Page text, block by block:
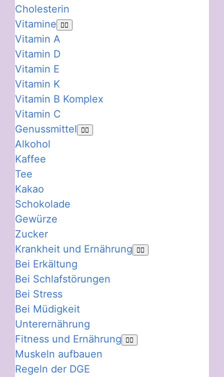
Cholesterin
Vitamine
Vitamin A
Vitamin D
Vitamin E
Vitamin K
Vitamin B Komplex
Vitamin C
Genussmittel
Alkohol
Kaffee
Tee
Kakao
Schokolade
Gewürze
Zucker
Krankheit und Ernährung
Bei Erkältung
Bei Schlafstörungen
Bei Stress
Bei Müdigkeit
Unterernährung
Fitness und Ernährung
Muskeln aufbauen
Regeln der DGE